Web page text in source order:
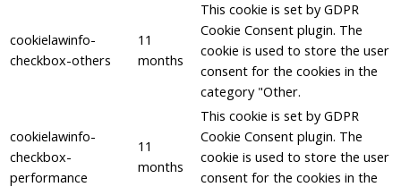
cookielawinfo-
checkbox-others
11
months
This cookie is set by GDPR
Cookie Consent plugin. The
cookie is used to store the user
consent for the cookies in the
category "Other.
cookielawinfo-
checkbox-
performance
11
months
This cookie is set by GDPR
Cookie Consent plugin. The
cookie is used to store the user
consent for the cookies in the